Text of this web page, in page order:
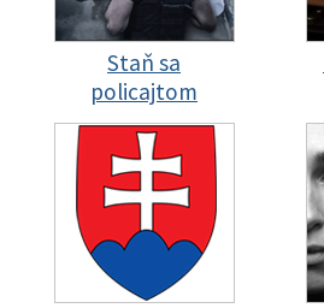
Staň sa
policajtom